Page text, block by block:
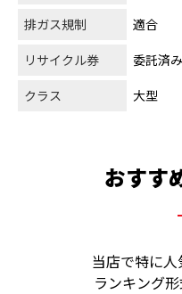
排ガス規制
適合
リサイクル券
委託済
クラス
大型
おすす
当店で特に
ランキング形